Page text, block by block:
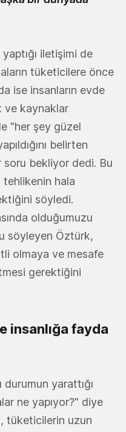
iletişimi de
tüketicilere önce
ise insanların evde
ve kaynaklar
"her şey güzel
belirten
soru bekliyor dedi. Bu
tehlikenin hala
söyledi.
olduğumuzu
söyleyen Öztürk,
olmaya ve mesafe
gerektiğini
insanlığa fayda
yarattığı
ne yapıyor?" diye
tüketicilerin uzun